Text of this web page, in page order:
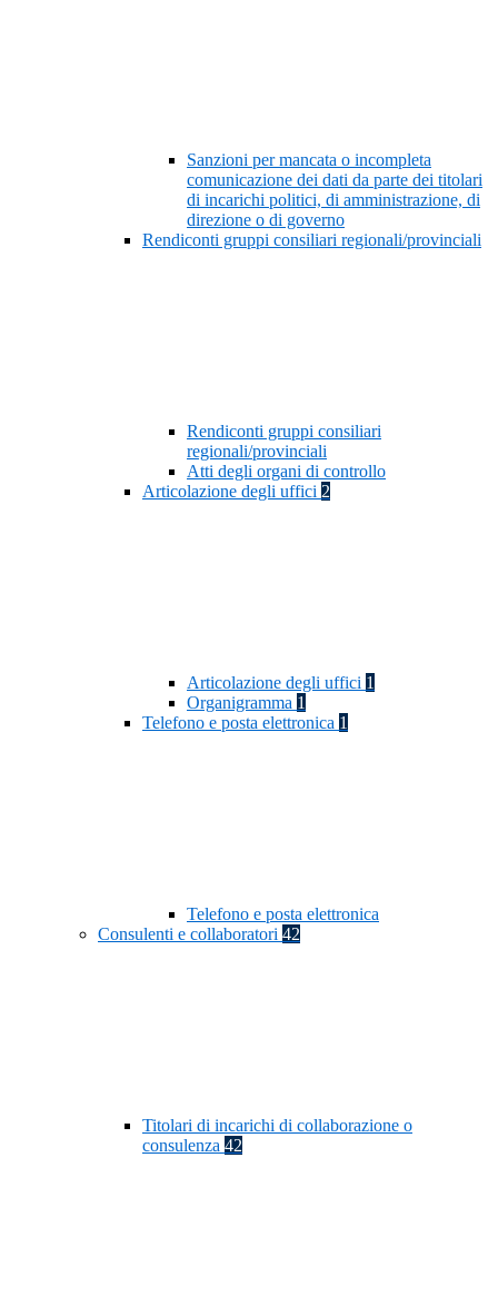
Sanzioni per mancata o incompleta
comunicazione dei dati da parte dei titolari
di incarichi politici, di amministrazione, di
direzione o di governo
Rendiconti gruppi consiliari regionali/provinciali
Rendiconti gruppi consiliari
regionali/provinciali
Atti degli organi di controllo
Articolazione degli uffici 2
Articolazione degli uffici 1
Organigramma 1
Telefono e posta elettronica 1
Telefono e posta elettronica
Consulenti e collaboratori 42
Titolari di incarichi di collaborazione o
consulenza 42